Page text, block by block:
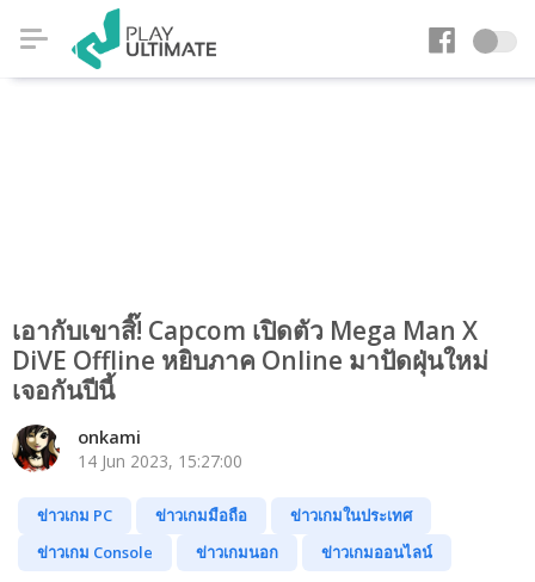
เอากับเขาสิ๊! Capcom เปิดตัว Mega Man X
DiVE Offline หยิบภาค Online มาปัดฝุ่นใหม่
เจอกันปีนี้
onkami
14 Jun 2023, 15:27:00
ข่าวเกม PC ข่าวเกมมือถือ
ข่าวเกมในประเทศ
ข่าวเกม Console
ข่าวเกมนอก ข่าวเกมออนไลน์